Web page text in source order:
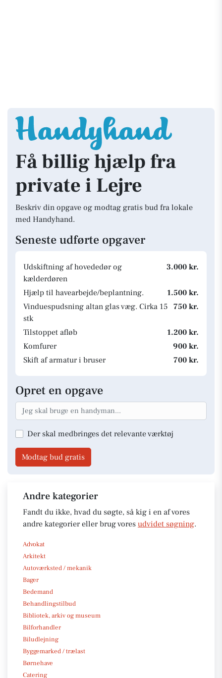
Få billig hjælp fra
private i Lejre
Beskriv din opgave og modtag gratis bud fra lokale
med Handyhand.
Seneste udførte opgaver
Udskiftning af hovededør og
kælderdøren
3.000 kr.
Hjælp til havearbejde/beplantning.
1.500 kr.
Vinduespudsning altan glas væg. Cirka 15
stk
750 kr.
Tilstoppet afløb
1.200 kr.
Komfurer
900 kr.
Skift af armatur i bruser
700 kr.
Opret en opgave
Der skal medbringes det relevante værktøj
Modtag bud gratis
Andre kategorier
Fandt du ikke, hvad du søgte, så kig i en af vores
andre kategorier eller brug vores udvidet søgning.
Advokat
Arkitekt
Autoværksted / mekanik
Bager
Bedemand
Behandlingstilbud
Bibliotek, arkiv og museum
Bilforhandler
Biludlejning
Byggemarked / trælast
Børnehave
Catering